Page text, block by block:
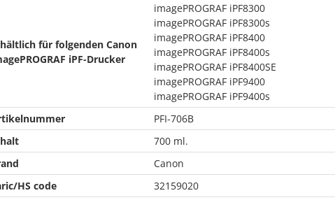
für folgenden Canon
iPF-Drucker
imagePROGRAF iPF8300
imagePROGRAF iPF8300s
imagePROGRAF iPF8400
imagePROGRAF iPF8400s
imagePROGRAF iPF8400SE
imagePROGRAF iPF9400
imagePROGRAF iPF9400s
PFI-706B
700 ml.
Canon
HS code
32159020